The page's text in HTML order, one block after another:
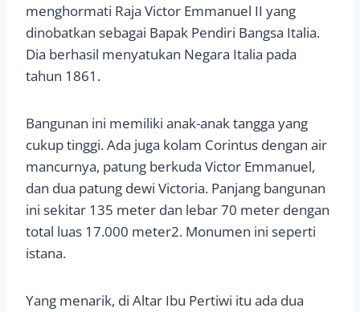
menghormati Raja Victor Emmanuel II yang
dinobatkan sebagai Bapak Pendiri Bangsa Italia.
Dia berhasil menyatukan Negara Italia pada
tahun 1861.
Bangunan ini memiliki anak-anak tangga yang
cukup tinggi. Ada juga kolam Corintus dengan air
mancurnya, patung berkuda Victor Emmanuel,
dan dua patung dewi Victoria. Panjang bangunan
ini sekitar 135 meter dan lebar 70 meter dengan
total luas 17.000 meter2. Monumen ini seperti
istana.
Yang menarik, di Altar Ibu Pertiwi itu ada dua